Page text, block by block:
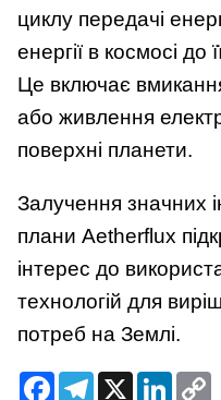
циклу передачі
енергії в космосі до
Це включає
або живлення
поверхні планети.
Залучення значних
плани Aetherflux
інтерес до
технологій для
потреб на Землі.
FacebookTelegram
X